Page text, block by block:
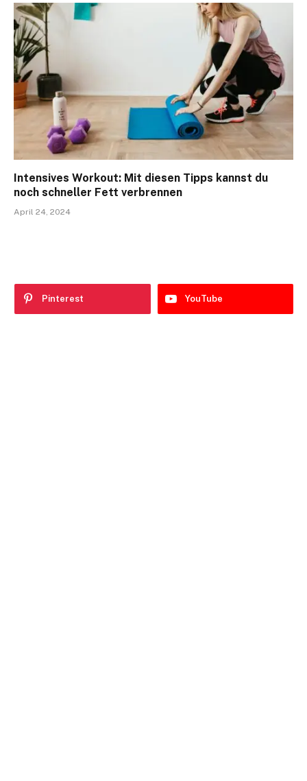
Intensives Workout: Mit diesen Tipps kannst du
noch schneller Fett verbrennen
April 24, 2024
Pinterest YouTube